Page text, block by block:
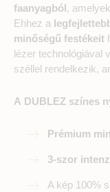
faanyagból,
Ehhez a
minőségű festékeit
lézer technológiával
széllel rendelkezik,
A DUBLEZ színes
Prémium
3-szor
A kép 100%